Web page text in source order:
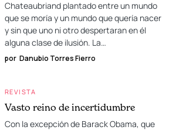
Chateaubriand plantado entre un mundo
que se moría y un mundo que quería nacer
y sin que uno ni otro despertaran en él
alguna clase de ilusión. La…
por Danubio Torres Fierro
REVISTA
Vasto reino de incertidumbre
Con la excepción de Barack Obama, que